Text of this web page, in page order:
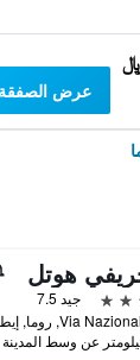
عرض الصفقة
هوتل
جيد 7.5